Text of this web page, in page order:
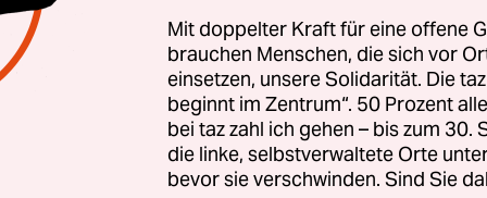
honoriert wird. Da macht der berüchtigte
ein lukratives Angebot: Er will untertauchen
soll ihm helfen. In seinem ersten
erzählt der französische Regisseur Jacques
Bandenkrieg in Mexiko in Form einer
Musical und Telenovela, mit einer
Mit doppelter Kraft für eine offene
brauchen Menschen, die sich vor
einsetzen, unsere Solidarität. Die
beginnt im Zentrum“. 50 Prozent
bei taz zahl ich gehen – bis zum
die linke, selbstverwaltete Orte
bevor sie verschwinden. Sind Sie